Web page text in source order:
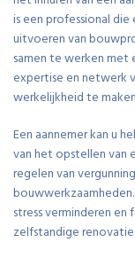
is een professional
uitvoeren van
samen te werken met
expertise en netwerk
werkelijkheid te
Een aannemer kan u
van het opstellen
regelen van
stress verminderen
zelfstandige